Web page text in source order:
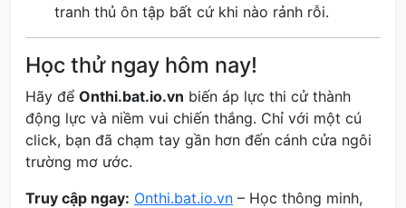
tranh thủ ôn tập bất cứ khi nào rảnh rỗi.
Học thử ngay hôm nay!
Hãy để Onthi.bat.io.vn biến áp lực thi cử thành
động lực và niềm vui chiến thắng. Chỉ với một cú
click, bạn đã chạm tay gần hơn đến cánh cửa ngôi
trường mơ ước.
Truy cập ngay: Onthi.bat.io.vn – Học thông minh,